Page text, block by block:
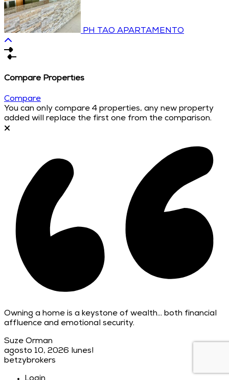
PH TAO APARTAMENTO
Compare Properties
Compare
You can only compare 4 properties, any new property
added will replace the first one from the comparison.
Owning a home is a keystone of wealth… both financial
affluence and emotional security.
Suze Orman
agosto 10, 2026 lunes!
betzybrokers